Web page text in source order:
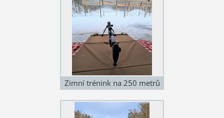
Zimní trénink na 250 metrů